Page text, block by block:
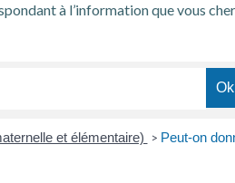
à l’information que vous
et élémentaire) > Peut-on